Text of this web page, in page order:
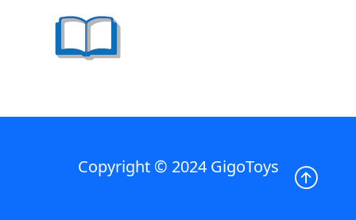
Copyright © 2024 GigoToys